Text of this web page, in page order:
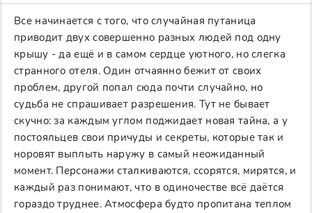
Все начинается с того, что случайная путаница
приводит двух совершенно разных людей под одну
крышу - да ещё и в самом сердце уютного, но слегка
странного отеля. Один отчаянно бежит от своих
проблем, другой попал сюда почти случайно, но
судьба не спрашивает разрешения. Тут не бывает
скучно: за каждым углом поджидает новая тайна, а у
постояльцев свои причуды и секреты, которые так и
норовят выплыть наружу в самый неожиданный
момент. Персонажи сталкиваются, ссорятся, мирятся, и
каждый раз понимают, что в одиночестве всё даётся
гораздо труднее. Атмосфера будто пропитана теплом